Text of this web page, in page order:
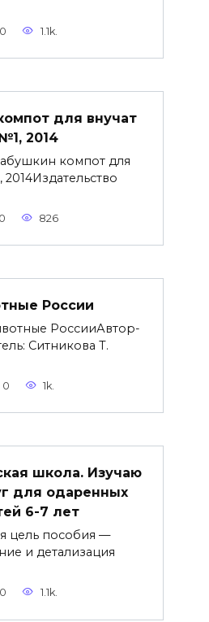
0 1.1k.
для внучат
2014
компот для
2014Издательство
0 826
России
РоссииАвтор-
Ситникова Т.
0 1k.
школа. Изучаю
для одаренных
6-7 лет
цель пособия —
и детализация
0 1.1k.